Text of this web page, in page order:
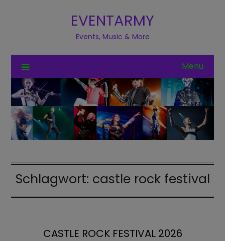
EVENTARMY
Events, Music & More
Menu
Schlagwort: castle rock festival
CASTLE ROCK FESTIVAL 2026